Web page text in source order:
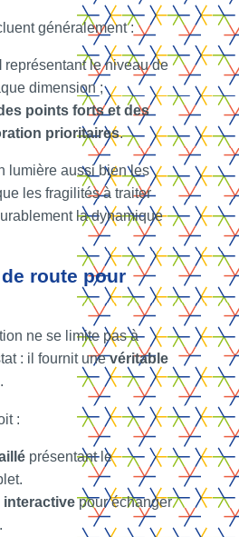
généralement :
représentant le niveau de
dimension ;
points forts et des
prioritaires.
lumière aussi bien les
les fragilités à traiter
la dynamique
route pour
ne se limite pas à
: il fournit unevéritable
.
:
présentant le
interactivepour échanger